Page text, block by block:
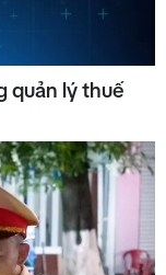
quản lý thuế